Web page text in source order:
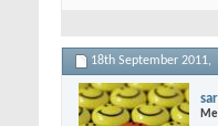
18th September 2011,